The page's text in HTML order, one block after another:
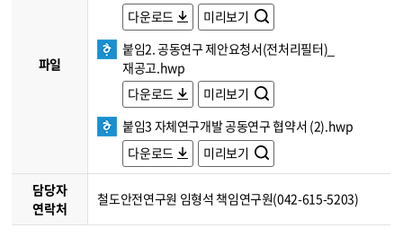
파일
다운로드
미리보기
붙임2. 공동연구 제안요청서(전처리필터)_
재공고.hwp
다운로드
미리보기
붙임3 자체연구개발 공동연구 협약서 (2).hwp
다운로드
미리보기
담당자
연락처
철도안전연구원 임형석 책임연구원(042-615-5203)